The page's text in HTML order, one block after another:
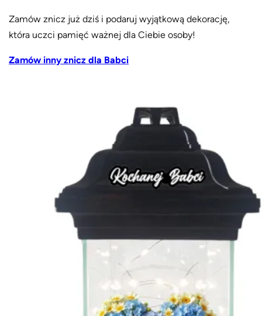
Zamów znicz już dziś i podaruj wyjątkową dekorację,
która uczci pamięć ważnej dla Ciebie osoby!
Zamów inny zniczdla Babci